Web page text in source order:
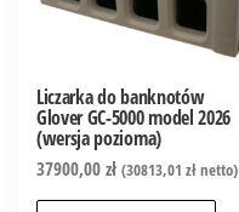
Liczarka do banknotów
Glover GC-5000 model 2026
(wersja pozioma)
37900,00zł (30813,01 złnetto)